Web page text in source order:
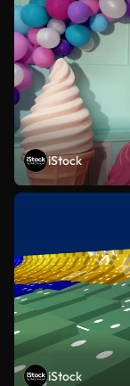
iStock
iStock